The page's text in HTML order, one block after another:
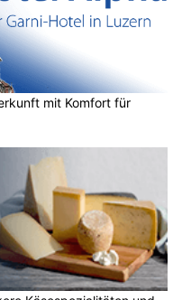
mit Komfort für